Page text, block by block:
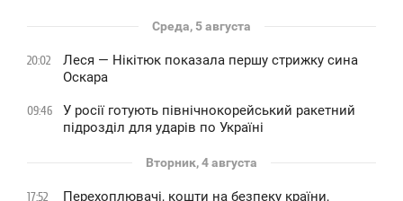
Среда, 5 августа
20:02
Леся — Нікітюк показала першу стрижку сина
Оскара
09:46
У росії готують північнокорейський ракетний
підрозділ для ударів по Україні
Вторник, 4 августа
17:52
Перехоплювачі, кошти на безпеку країни,